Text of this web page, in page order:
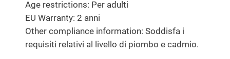
Age restrictions: Per adulti
EU Warranty: 2 anni
Other compliance information: Soddisfa i
requisiti relativi al livello di piombo e cadmio.